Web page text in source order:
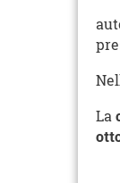
La